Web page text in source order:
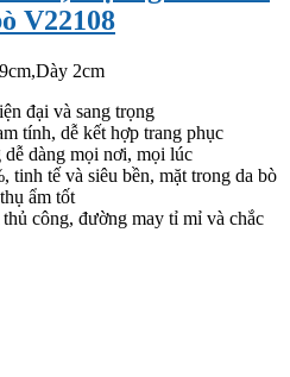
V22108
2cm
đại và sang trọng
tính, dễ kết hợp trang phục
dàng mọi nơi, mọi lúc
tinh tế và siêu bền, mặt trong da bò
ẩm tốt
công, đường may tỉ mỉ và chắc